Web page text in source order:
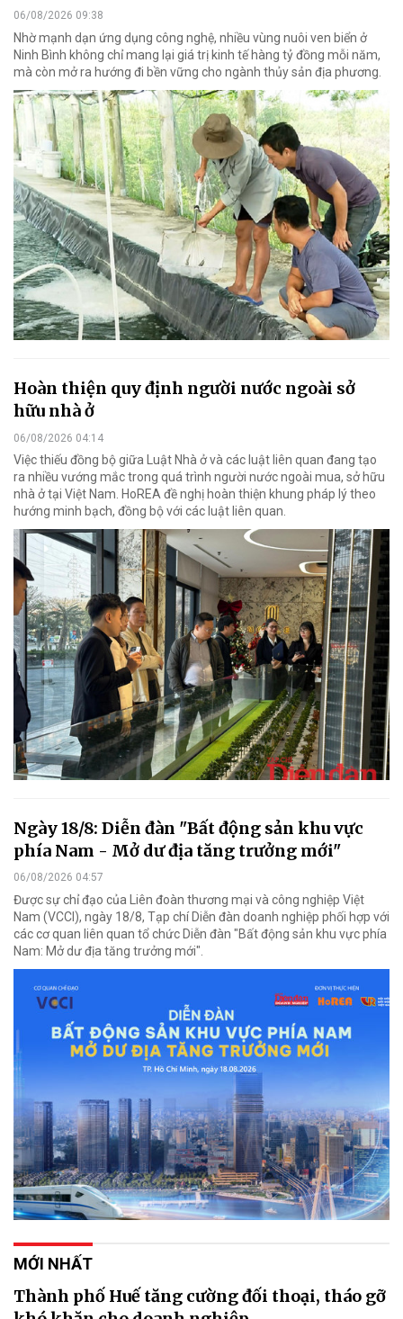
06/08/2026 09:38
Nhờ mạnh dạn ứng dụng công nghệ, nhiều vùng nuôi ven biển ở
Ninh Bình không chỉ mang lại giá trị kinh tế hàng tỷ đồng mỗi năm,
mà còn mở ra hướng đi bền vững cho ngành thủy sản địa phương.
Hoàn thiện quy định người nước ngoài sở
hữu nhà ở
06/08/2026 04:14
Việc thiếu đồng bộ giữa Luật Nhà ở và các luật liên quan đang tạo
ra nhiều vướng mắc trong quá trình người nước ngoài mua, sở hữu
nhà ở tại Việt Nam. HoREA đề nghị hoàn thiện khung pháp lý theo
hướng minh bạch, đồng bộ với các luật liên quan.
Ngày 18/8: Diễn đàn "Bất động sản khu vực
phía Nam - Mở dư địa tăng trưởng mới"
06/08/2026 04:57
Được sự chỉ đạo của Liên đoàn thương mại và công nghiệp Việt
Nam (VCCI), ngày 18/8, Tạp chí Diễn đàn doanh nghiệp phối hợp với
các cơ quan liên quan tổ chức Diễn đàn "Bất động sản khu vực phía
Nam: Mở dư địa tăng trưởng mới".
MỚI NHẤT
Thành phố Huế tăng cường đối thoại, tháo gỡ